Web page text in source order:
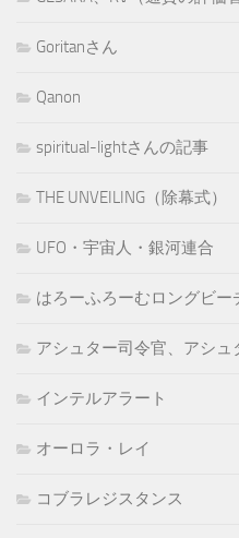
Goritanさん
Qanon
spiritual-lightさんの記事
THE UNVEILING（除幕式）
UFO・宇宙人・銀河連合
はろーふろーむロングビー
アシュター司令官、アシュ
インテルアラート
オーロラ・レイ
コブラレジスタンス